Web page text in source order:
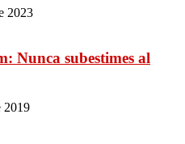
2023
Nunca subestimes al
2019